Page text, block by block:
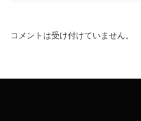
コメントは受け付けていません。